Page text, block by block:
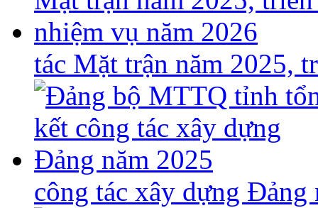
tác Mặt trận năm 2025,
công tác xây dựng Đảng